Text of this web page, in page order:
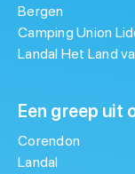
Bergen
Camping Union
Landal Het Land
Een greep uit
Corendon
Landal